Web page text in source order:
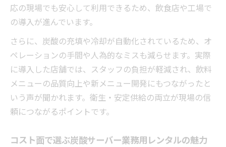
応の現場でも安心して利用できるため、飲食店や工場で
の導入が進んでいます。
さらに、炭酸の充填や冷却が自動化されているため、オ
ペレーションの手間や人為的なミスも減らせます。実際
に導入した店舗では、スタッフの負担が軽減され、飲料
メニューの品質向上や新メニュー開発にもつながったと
いう声が聞かれます。衛生・安定供給の両立が現場の信
頼につながるポイントです。
コスト面で選ぶ炭酸サーバー業務用レンタルの魅力